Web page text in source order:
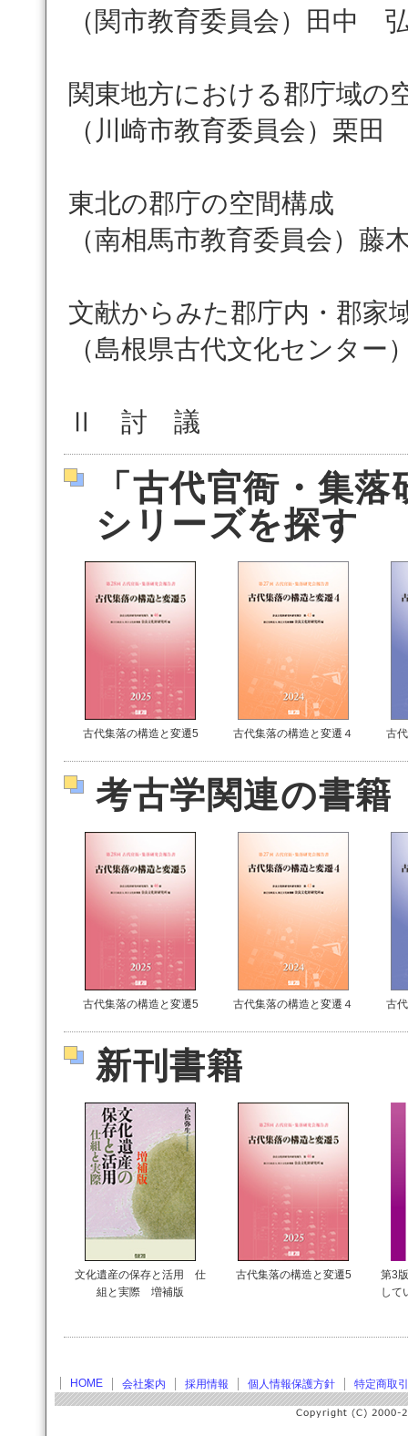
（関市教育委員会）田中
関東地方における郡庁域の
（川崎市教育委員会）栗
東北の郡庁の空間構成
（南相馬市教育委員会）
文献からみた郡庁内・郡家
（島根県古代文化センタ
Ⅱ 討 議
「古代官衙・集
シリーズを探す
古代集落の構造と変遷5 古代集落の構造と変遷４ 古
考古学関連の書籍
古代集落の構造と変遷5 古代集落の構造と変遷４ 古
新刊書籍
文化遺産の保存と活用 仕
組と実際 増補版
古代集落の構造と変遷5
第3
して
HOME 会社案内 採用情報 個人情報保護方針 特定商取